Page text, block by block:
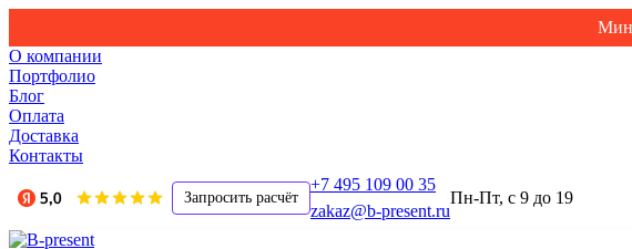
О компании
Портфолио
Блог
Оплата
Доставка
Контакты
Запросить расчёт
+7 495 109 00 35
zakaz@b-present.ru
Пн-Пт, с 9 до 19